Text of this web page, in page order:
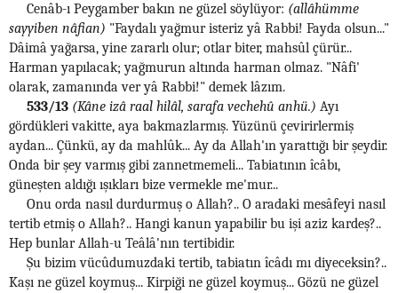
Cenâb-ı Peygamber bakın ne güzel söylüyor: (allâhümme
sayyiben nâfian) "Faydalı yağmur isteriz yâ Rabbi! Fayda olsun..."
Dâimâ yağarsa, yine zararlı olur; otlar biter, mahsûl çürür...
Harman yapılacak; yağmurun altında harman olmaz. "Nâfi'
olarak, zamanında ver yâ Rabbi!" demek lâzım.
533/13 (Kâne izâ raal hilâl, sarafa vechehû anhü.) Ayı
gördükleri vakitte, aya bakmazlarmış. Yüzünü çevirirlermiş
aydan... Çünkü, ay da mahlûk... Ay da Allah'ın yarattığı bir şeydir.
Onda bir şey varmış gibi zannetmemeli... Tabiatının îcâbı,
güneşten aldığı ışıkları bize vermekle me'mur...
Onu orda nasıl durdurmuş o Allah?.. O aradaki mesâfeyi nasıl
tertib etmiş o Allah?.. Hangi kanun yapabilir bu işi aziz kardeş?..
Hep bunlar Allah-u Teâlâ'nın tertibidir.
Şu bizim vücûdumuzdaki tertib, tabiatın îcâdı mı diyeceksin?..
Kaşı ne güzel koymuş... Kirpiği ne güzel koymuş... Gözü ne güzel